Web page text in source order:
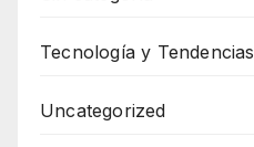
Tecnología y Tendencias
Uncategorized